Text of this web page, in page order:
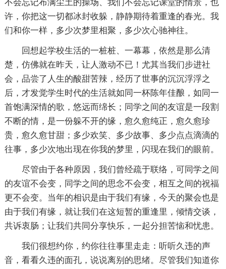
不会忘记布满尘土的操场、我们不会忘记课堂的情景，也
许，你把这一切都冰封收躲，静静期待着重逢的春光。我
们和你一样，多少次梦里相聚，多少次心驰神往。
回想起学校生活的一桩桩、一幕幕，依然是那么清
楚，仿佛就在昨天，让人激动不已！尤其当我们步进社
会，品尝了人生的酸甜苦辣，经历了世事的沉沉浮浮之
后，才发觉学生时代的生活就如同一杯陈年佳酿，如同一
首饱满深情的歌，悠远而绵长；同学之间的友谊是一段割
不断的情，是一份躲不开的缘，愈久愈纯正，愈久愈珍
贵，愈久愈甘甜；多少欢笑、多少故事、多少点点滴滴的
往事，多少次地出现在你我的梦里，闪现在我们的眼前。
尽管由于各种原因，我们曾经疏于联络，可同学之间
的友谊不会变，同学之间的思念不会变，相互之间的祝福
更不会变。当年的相识是由于我们有缘，今天的聚会也是
由于我们有缘，就让我们在这短暂的重逢里，倾情交谈，
共诉衷肠；让我们共同分享快乐，一起分担苦恼和忧患。
我们很想约你，约你往往事里走走：听听久违的声
音，看看久违的面孔，说说离别的思绪。尽管我们知道你